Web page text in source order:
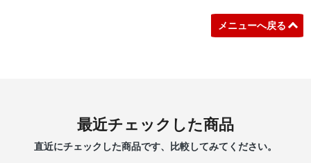
メニューへ戻る
最近チェックした商品
直近にチェックした商品です、比較してみてください。